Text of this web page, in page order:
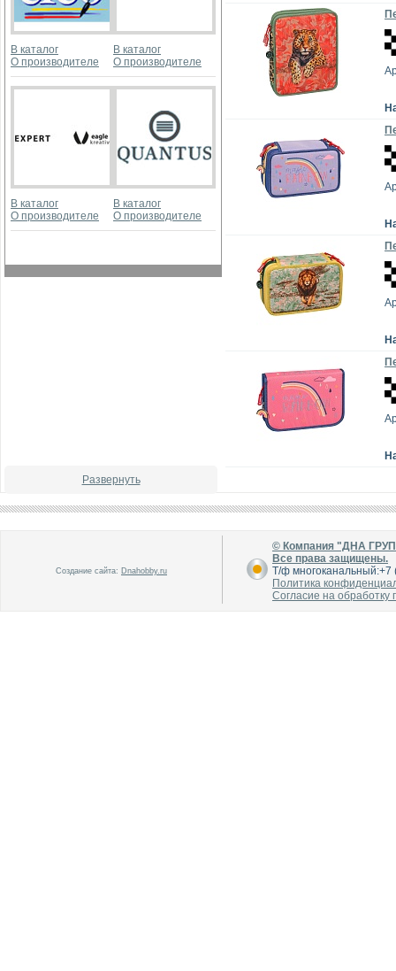
В каталог
О производителе
В каталог
О производителе
В каталог
О производителе
В каталог
О производителе
Развернуть
Создание сайта: Dnahobby.ru
© Компания "ДНА
Все права защищены.
Т/ф
Политика
Согласие на